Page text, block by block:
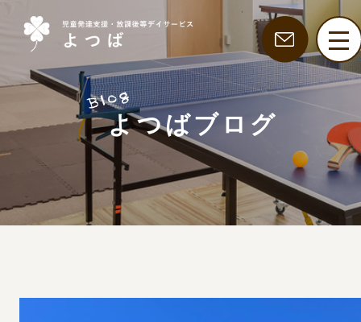
よつばブログ